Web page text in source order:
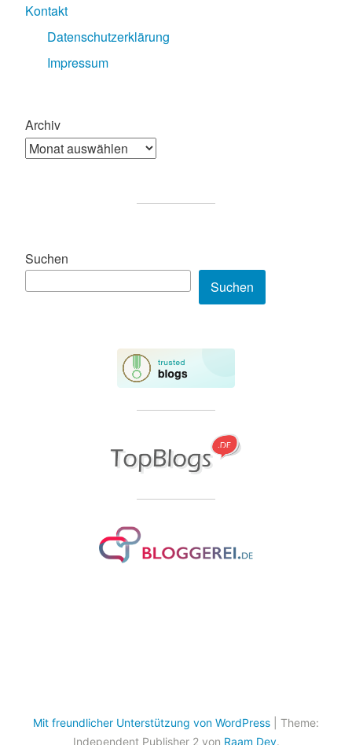
Kontakt
Datenschutzerklärung
Impressum
Archiv
Suchen
Suchen
Mit freundlicher Unterstützung von WordPress
Theme:
Independent Publisher 2 von Raam Dev.